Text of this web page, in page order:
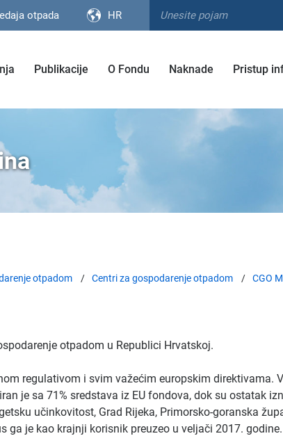
otpada HR
Publikacije O Fondu Naknade Pristup
otpadom Centri za gospodarenje otpadom CGO
otpadom u Republici Hrvatskoj.
regulativom i svim važećim europskim direktivama.
je sa 71% sredstava iz EU fondova, dok su ostatak
učinkovitost, Grad Rijeka, Primorsko-goranska
ga je kao krajnji korisnik preuzeo u veljači 2017. godine.